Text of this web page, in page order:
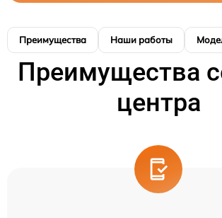
Преимущества Наши работы
Преимущества
центра